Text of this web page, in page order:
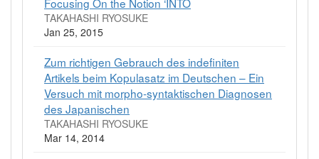
TAKAHASHI RYOSUKE
Jan 25, 2015
Zum richtigen Gebrauch des indefiniten
Artikels beim Kopulasatz im Deutschen – Ein
Versuch mit morpho-syntaktischen Diagnosen
des Japanischen
TAKAHASHI RYOSUKE
Mar 14, 2014